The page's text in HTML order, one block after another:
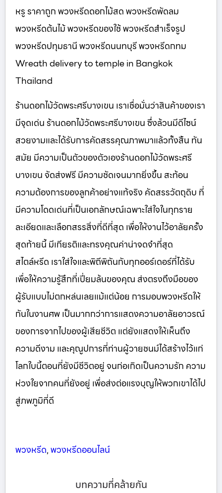
หรู ราคาถูก พวงหรีดดอกไม้สด พวงหรีดพัดลม
พวงหรีดต้นไม้ พวงหรีดของใช้ พวงหรีดสำเร็จรูป
พวงหรีดปทุมธานี พวงหรีดนนทบุรี พวงหรีดกทม
Wreath delivery to temple in Bangkok
Thailand
ร้านดอกไม้วัดพระศรีบางเขน เราเชื่อมั่นว่าสินค้าของเรา
มีจุดเด่น ร้านดอกไม้วัดพระศรีบางเขน ซึ่งล้วนมีดีไซน์
สวยงามและได้รับการคัดสรรคุณภาพมาแล้วทั้งสิ้น ทัน
สมัย มีความเป็นตัวของตัวเองร้านดอกไม้วัดพระศรี
บางเขน จัดส่งฟรี มีความชัดเจนมากยิ่งขึ้น สะท้อน
ความต้องการของลูกค้าอย่างแท้จริง คัดสรรวัตถุดิบ ที่
มีความโดดเด่นที่เป็นเอกลักษณ์เฉพาะใส่ใจในทุกราย
ละเอียดและเลือกสรรสิ่งที่ดีที่สุด เพื่อให้งานไว้อาลัยครั้ง
สุดท้ายนี้ มีเกียรติและทรงคุณค่าน่าจดจำที่สุด
สไตล์หรีด เราใส่ใจและพิถีพิถันกับทุกออร์เดอร์ที่ได้รับ
เพื่อให้ความรู้สึกที่เปี่ยมล้นของคุณ ส่งตรงถึงมือของ
ผู้รับแบบไม่ตกหล่นเลยแม้แต่น้อย การมอบพวงหรีดให้
กันในงานศพ เป็นมากกว่าการแสดงความอาลัยอาวรณ์
ของการจากไปของผู้เสียชีวิต แต่ยังแสดงให้เห็นถึง
ความดีงาม และคุณูปการที่ท่านผู้วายชนม์ได้สร้างไว้แก่
โลกใบนี้ตอนที่ยังมีชีวิตอยู่ จนก่อเกิดเป็นความรัก ความ
ห่วงใยจากคนที่ยังอยู่ เพื่อส่งต่อแรงบุญให้พวกเขาได้ไป
สู่ภพภูมิที่ดี
พวงหรีด,พวงหรีดออนไลน์
บทความที่คล้ายกัน